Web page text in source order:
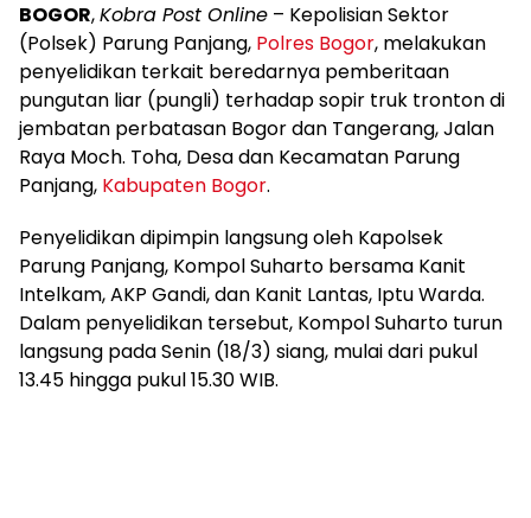
BOGOR,Kobra Post Online – Kepolisian Sektor
(Polsek) Parung Panjang, Polres Bogor, melakukan
penyelidikan terkait beredarnya pemberitaan
pungutan liar (pungli) terhadap sopir truk tronton di
jembatan perbatasan Bogor dan Tangerang, Jalan
Raya Moch. Toha, Desa dan Kecamatan Parung
Panjang, Kabupaten Bogor.
Penyelidikan dipimpin langsung oleh Kapolsek
Parung Panjang, Kompol Suharto bersama Kanit
Intelkam, AKP Gandi, dan Kanit Lantas, Iptu Warda.
Dalam penyelidikan tersebut, Kompol Suharto turun
langsung pada Senin (18/3) siang, mulai dari pukul
13.45 hingga pukul 15.30 WIB.